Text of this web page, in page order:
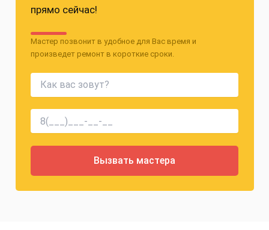
прямо сейчас!
Мастер позвонит в удобное для Вас время и
произведет ремонт в короткие сроки.